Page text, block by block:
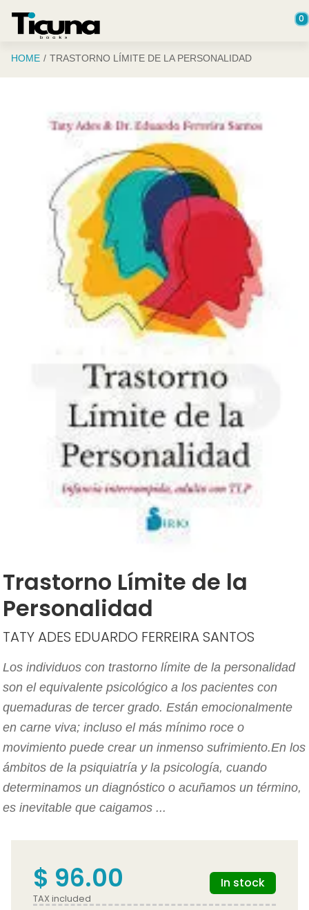
0
HOME TRASTORNO LÍMITE DE LA PERSONALIDAD
Trastorno Límite de la
Personalidad
TATY ADES EDUARDO FERREIRA SANTOS
Los individuos con trastorno límite de la personalidad
son el equivalente psicológico a los pacientes con
quemaduras de tercer grado. Están emocionalmente
en carne viva; incluso el más mínimo roce o
movimiento puede crear un inmenso sufrimiento.En los
ámbitos de la psiquiatría y la psicología, cuando
determinamos un diagnóstico o acuñamos un término,
es inevitable que caigamos ...
$ 96.00
TAX included
In stock